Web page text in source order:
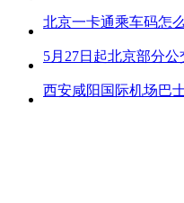
北京一卡通乘车码怎
5月27日起北京部分
西安咸阳国际机场巴